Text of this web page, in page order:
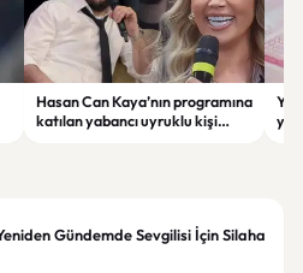
Hasan Can Kaya’nın programına
katılan yabancı uyruklu kişi
Gündemde Sevgilisi İçin Silaha